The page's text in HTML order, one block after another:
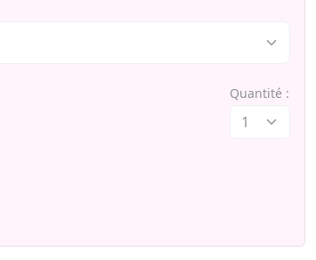
Quantité :